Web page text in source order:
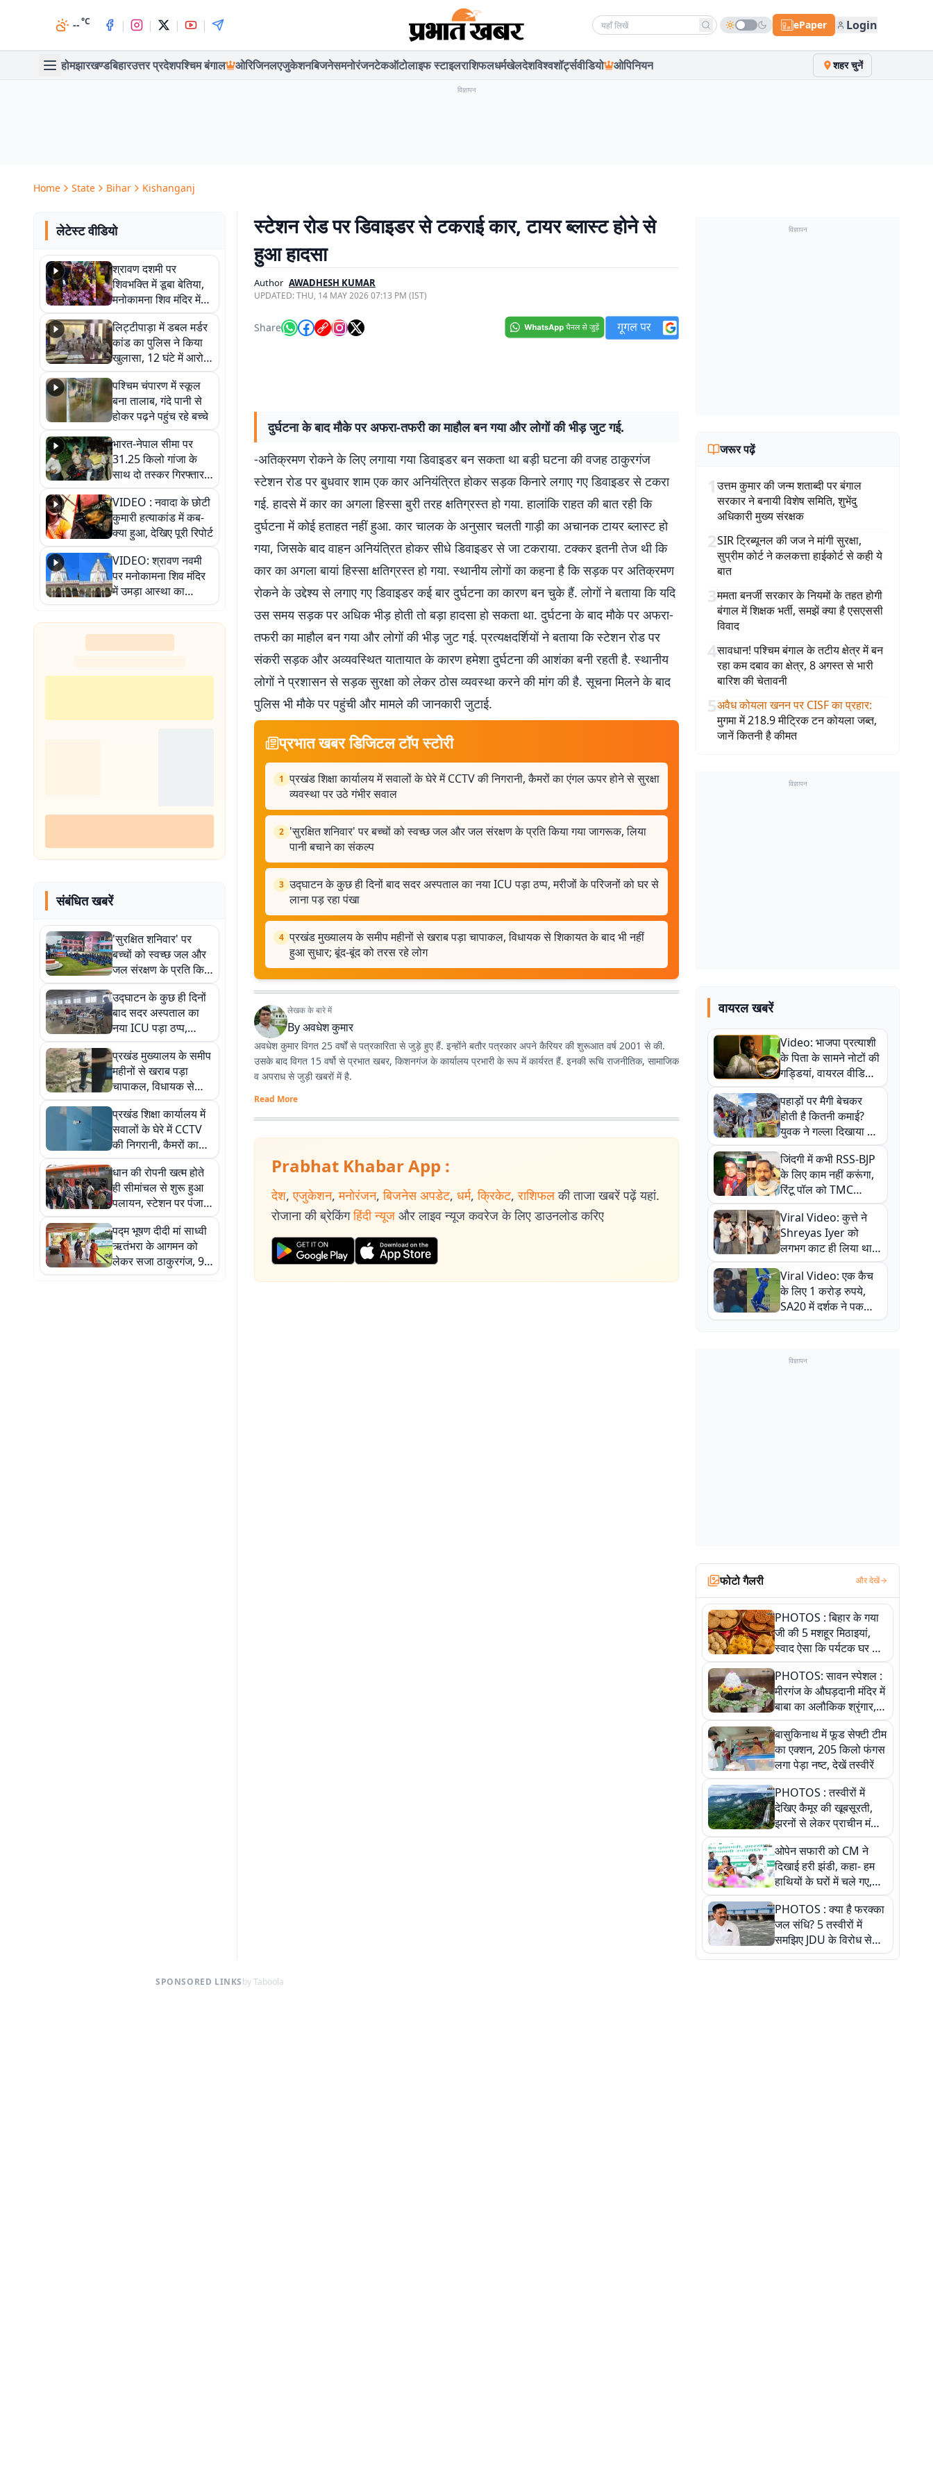
--°C | | | | Search news ePaper Login
होमझारखण्डबिहारउत्तर प्रदेशपश्चिम बंगाल ओरिजिनलएजुकेशनबिजनेसमनोरंजनटेकऑटोलाइफ स्टाइलराशिफलधर्मखेलदेशविश्वशॉर्ट्सवीडियो ओपिनियन शहर चुनें
विज्ञापन
Home State Bihar Kishanganj
लेटेस्ट वीडियो
श्रावण दशमी पर
शिवभक्ति में डूबा बेतिया,
मनोकामना शिव मंदिर में
हुआ भव्य श्रृंगार
लिट्टीपाड़ा में डबल मर्डर
कांड का पुलिस ने किया
खुलासा, 12 घंटे में आरोपी
गिरफ्तार
पश्चिम चंपारण में स्कूल
बना तालाब, गंदे पानी से
होकर पढ़ने पहुंच रहे बच्चे
भारत-नेपाल सीमा पर
31.25 किलो गांजा के
साथ दो तस्कर गिरफ्तार,
नेपाली नंबर की बाइक
जब्त
VIDEO : नवादा के छोटी
कुमारी हत्याकांड में कब-
क्या हुआ, देखिए पूरी रिपोर्ट
VIDEO: श्रावण नवमी
पर मनोकामना शिव मंदिर
में उमड़ा आस्था का
सैलाब, हर-हर महादेव के
जयघोष से गूंजा परिसर
संबंधित खबरें
'सुरक्षित शनिवार' पर
बच्चों को स्वच्छ जल और
जल संरक्षण के प्रति किया
गया जागरूक, लिया पानी
बचाने का संकल्प
उद्घाटन के कुछ ही दिनों
बाद सदर अस्पताल का
नया ICU पड़ा ठप्प,
मरीजों के परिजनों को घर
से लाना पड़ रहा पंखा
प्रखंड मुख्यालय के समीप
महीनों से खराब पड़ा
चापाकल, विधायक से
शिकायत के बाद भी नहीं
हुआ सुधार; बूंद-बूंद को
तरस रहे लोग
प्रखंड शिक्षा कार्यालय में
सवालों के घेरे में CCTV
की निगरानी, कैमरों का
एंगल ऊपर होने से सुरक्षा
व्यवस्था पर उठे गंभीर
सवाल
धान की रोपनी खत्म होते
ही सीमांचल से शुरू हुआ
पलायन, स्टेशन पर पंजाब-
दिल्ली जाने वालों की भारी
भीड़
पद्म भूषण दीदी मां साध्वी
ऋतंभरा के आगमन को
लेकर सजा ठाकुरगंज, 9
अगस्त को गांधी मैदान में
स्टेशन रोड पर डिवाइडर से टकराई कार, टायर ब्लास्ट होने से
हुआ हादसा
Author AWADHESH KUMAR
UPDATED:THU, 14 MAY 2026 07:13 PM (IST)
Share
दुर्घटना के बाद मौके पर अफरा-तफरी का माहौल बन गया और लोगों की भीड़ जुट गई.
-अतिक्रमण रोकने के लिए लगाया गया डिवाइडर बन सकता था बड़ी घटना की वजह ठाकुरगंज
स्टेशन रोड पर बुधवार शाम एक कार अनियंत्रित होकर सड़क किनारे लगाए गए डिवाइडर से टकरा
गई. हादसे में कार का अगला हिस्सा बुरी तरह क्षतिग्रस्त हो गया. हालांकि राहत की बात रही कि
दुर्घटना में कोई हताहत नहीं हुआ. कार चालक के अनुसार चलती गाड़ी का अचानक टायर ब्लास्ट हो
गया, जिसके बाद वाहन अनियंत्रित होकर सीधे डिवाइडर से जा टकराया. टक्कर इतनी तेज थी कि
कार का अगला बायां हिस्सा क्षतिग्रस्त हो गया. स्थानीय लोगों का कहना है कि सड़क पर अतिक्रमण
रोकने के उद्देश्य से लगाए गए डिवाइडर कई बार दुर्घटना का कारण बन चुके हैं. लोगों ने बताया कि यदि
उस समय सड़क पर अधिक भीड़ होती तो बड़ा हादसा हो सकता था. दुर्घटना के बाद मौके पर अफरा-
तफरी का माहौल बन गया और लोगों की भीड़ जुट गई. प्रत्यक्षदर्शियों ने बताया कि स्टेशन रोड पर
संकरी सड़क और अव्यवस्थित यातायात के कारण हमेशा दुर्घटना की आशंका बनी रहती है. स्थानीय
लोगों ने प्रशासन से सड़क सुरक्षा को लेकर ठोस व्यवस्था करने की मांग की है. सूचना मिलने के बाद
पुलिस भी मौके पर पहुंची और मामले की जानकारी जुटाई.
प्रभात खबर डिजिटल टॉप स्टोरी
1 प्रखंड शिक्षा कार्यालय में सवालों के घेरे में CCTV की निगरानी, कैमरों का एंगल ऊपर होने से सुरक्षा
व्यवस्था पर उठे गंभीर सवाल
2 'सुरक्षित शनिवार' पर बच्चों को स्वच्छ जल और जल संरक्षण के प्रति किया गया जागरूक, लिया
पानी बचाने का संकल्प
3 उद्घाटन के कुछ ही दिनों बाद सदर अस्पताल का नया ICU पड़ा ठप्प, मरीजों के परिजनों को घर से
लाना पड़ रहा पंखा
4 प्रखंड मुख्यालय के समीप महीनों से खराब पड़ा चापाकल, विधायक से शिकायत के बाद भी नहीं
हुआ सुधार; बूंद-बूंद को तरस रहे लोग
लेखक के बारे में
Byअवधेश कुमार
अवधेश कुमार विगत 25 वर्षों से पत्रकारिता से जुड़े हुए हैं. इन्होंने बतौर पत्रकार अपने कैरियर की शुरूआत वर्ष 2001 से की.
उसके बाद विगत 15 वर्षो से प्रभात खबर, किशनगंज के कार्यालय प्रभारी के रूप में कार्यरत हैं. इनकी रूचि राजनीतिक, सामाजिक
व अपराध से जुड़ी खबरों में है.
Read More
Prabhat Khabar App :
देश, एजुकेशन, मनोरंजन, बिजनेस अपडेट, धर्म, क्रिकेट, राशिफल की ताजा खबरें पढ़ें यहां.
रोजाना की ब्रेकिंग हिंदी न्यूज और लाइव न्यूज कवरेज के लिए डाउनलोड करिए
विज्ञापन
जरूर पढ़ें
1उत्तम कुमार की जन्म शताब्दी पर बंगाल
सरकार ने बनायी विशेष समिति, शुभेंदु
अधिकारी मुख्य संरक्षक
2SIR ट्रिब्यूनल की जज ने मांगी सुरक्षा,
सुप्रीम कोर्ट ने कलकत्ता हाईकोर्ट से कही ये
बात
3ममता बनर्जी सरकार के नियमों के तहत होगी
बंगाल में शिक्षक भर्ती, समझें क्या है एसएससी
विवाद
4सावधान! पश्चिम बंगाल के तटीय क्षेत्र में बन
रहा कम दबाव का क्षेत्र, 8 अगस्त से भारी
बारिश की चेतावनी
5अवैध कोयला खनन पर CISF का प्रहार:
मुगमा में 218.9 मीट्रिक टन कोयला जब्त,
जानें कितनी है कीमत
विज्ञापन
वायरल खबरें
Video: भाजपा प्रत्याशी
के पिता के सामने नोटों की
गड्डियां, वायरल वीडियो
से राजनीति में उबाल,
अजित महतो बोले- TMC
की गंदी चाल
पहाड़ों पर मैगी बेचकर
होती है कितनी कमाई?
युवक ने गल्ला दिखाया तो
नौकरी वालों के खड़े हो गए
कान
जिंदगी में कभी RSS-BJP
के लिए काम नहीं करूंगा,
रिंटू पॉल को TMC
ऑफिस में ले जाकर पीटा,
Video वायरल
Viral Video: कुत्ते ने
Shreyas Iyer को
लगभग काट ही लिया था,
न्यूजीलैंड सीरीज से पहले
बाल-बाल बचे
Viral Video: एक कैच
के लिए 1 करोड़ रुपये,
SA20 में दर्शक ने पकड़ा
एक हाथ से गजब का कैच
विज्ञापन
फोटो गैलरी और देखें
PHOTOS : बिहार के गया
जी की 5 मशहूर मिठाइयां,
स्वाद ऐसा कि पर्यटक घर ले
जाना नहीं भूलते, तस्वीरों में
देखें
PHOTOS: सावन स्पेशल :
मीरगंज के औघड़दानी मंदिर में
बाबा का अलौकिक श्रृंगार,
तस्वीरों में देखें महादेव के कई
मनमोहक स्वरूप
बासुकिनाथ में फूड सेफ्टी टीम
का एक्शन, 205 किलो फंगस
लगा पेड़ा नष्ट, देखें तस्वीरें
PHOTOS : तस्वीरों में
देखिए कैमूर की खूबसूरती,
झरनों से लेकर प्राचीन मंदिरों
तक प्रकृति और आस्था का
अद्भुत संगम
ओपेन सफारी को CM ने
दिखाई हरी झंडी, कहा- हम
हाथियों के घरों में चले गए,
देखें तस्वीरें
PHOTOS : क्या है फरक्का
जल संधि? 5 तस्वीरों में
समझिए JDU के विरोध से
लेकर बिहार पर असर तक
SPONSORED LINKSby Taboola